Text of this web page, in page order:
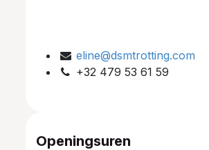
eline@dsmtrotting.com
+32 479 53 61 59
Openingsuren